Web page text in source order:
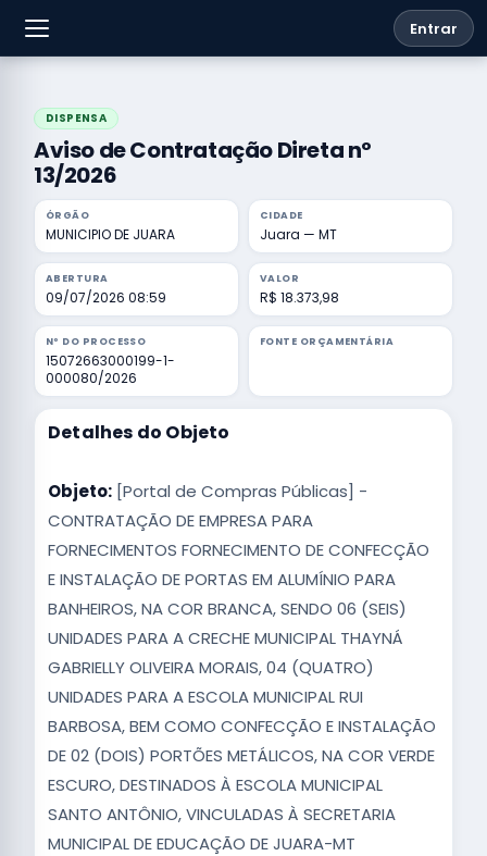
Entrar
DISPENSA
Aviso de Contratação Direta nº
13/2026
ÓRGÃO
MUNICIPIO DE JUARA
CIDADE
Juara — MT
ABERTURA
09/07/2026 08:59
VALOR
R$ 18.373,98
Nº DO PROCESSO
15072663000199-1-
000080/2026
FONTE ORÇAMENTÁRIA
Detalhes do Objeto
Objeto: [Portal de Compras Públicas] -
CONTRATAÇÃO DE EMPRESA PARA
FORNECIMENTOS FORNECIMENTO DE CONFECÇÃO
E INSTALAÇÃO DE PORTAS EM ALUMÍNIO PARA
BANHEIROS, NA COR BRANCA, SENDO 06 (SEIS)
UNIDADES PARA A CRECHE MUNICIPAL THAYNÁ
GABRIELLY OLIVEIRA MORAIS, 04 (QUATRO)
UNIDADES PARA A ESCOLA MUNICIPAL RUI
BARBOSA, BEM COMO CONFECÇÃO E INSTALAÇÃO
DE 02 (DOIS) PORTÕES METÁLICOS, NA COR VERDE
ESCURO, DESTINADOS À ESCOLA MUNICIPAL
SANTO ANTÔNIO, VINCULADAS À SECRETARIA
MUNICIPAL DE EDUCAÇÃO DE JUARA-MT